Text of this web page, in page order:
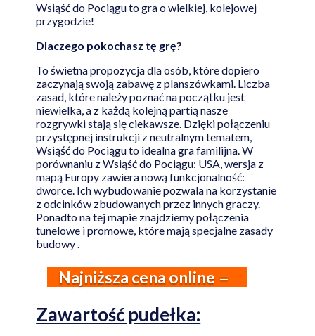
Wsiąść do Pociągu to gra o wielkiej, kolejowej
przygodzie!
Dlaczego pokochasz tę grę?
To świetna propozycja dla osób, które dopiero
zaczynają swoją zabawę z planszówkami. Liczba
zasad, które należy poznać na początku jest
niewielka, a z każdą kolejną partią nasze
rozgrywki stają się ciekawsze. Dzięki połączeniu
przystępnej instrukcji z neutralnym tematem,
Wsiąść do Pociągu to idealna gra familijna. W
porównaniu z Wsiąść do Pociągu: USA, wersja z
mapą Europy zawiera nową funkcjonalność:
dworce. Ich wybudowanie pozwala na korzystanie
z odcinków zbudowanych przez innych graczy.
Ponadto na tej mapie znajdziemy połączenia
tunelowe i promowe, które mają specjalne zasady
budowy .
Najniższa cena online
Zawartość pudełka: